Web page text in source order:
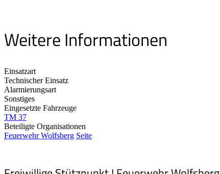
Weitere Informationen
Einsatzart
Technischer Einsatz
Alarmierungsart
Sonstiges
Eingesetzte Fahrzeuge
TM 37
Beteiligte Organisationen
Feuerwehr Wolfsberg Seite